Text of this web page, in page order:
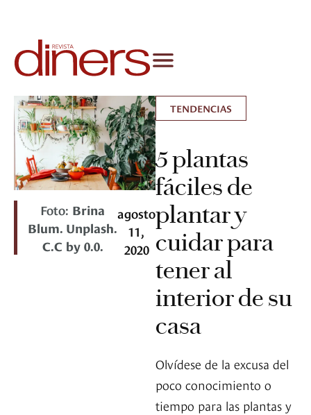
Foto: Brina
Blum. Unplash.
C.C by 0.0.
agosto
11,
2020
TENDENCIAS
5 plantas
fáciles de
plantar y
cuidar para
tener al
interior de su
casa
Olvídese de la excusa del
poco conocimiento o
tiempo para las plantas y